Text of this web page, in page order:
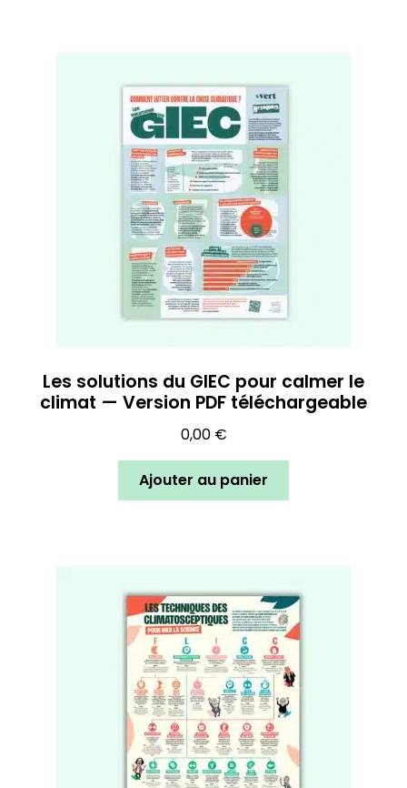
Les solutions du GIEC pour calmer le
climat — Version PDF téléchargeable
0,00 €
Ajouter au panier